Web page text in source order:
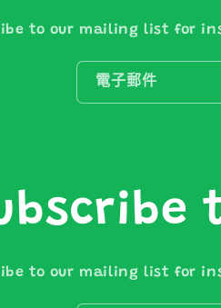
to our mailing list for
電子郵件
to our mailing list for